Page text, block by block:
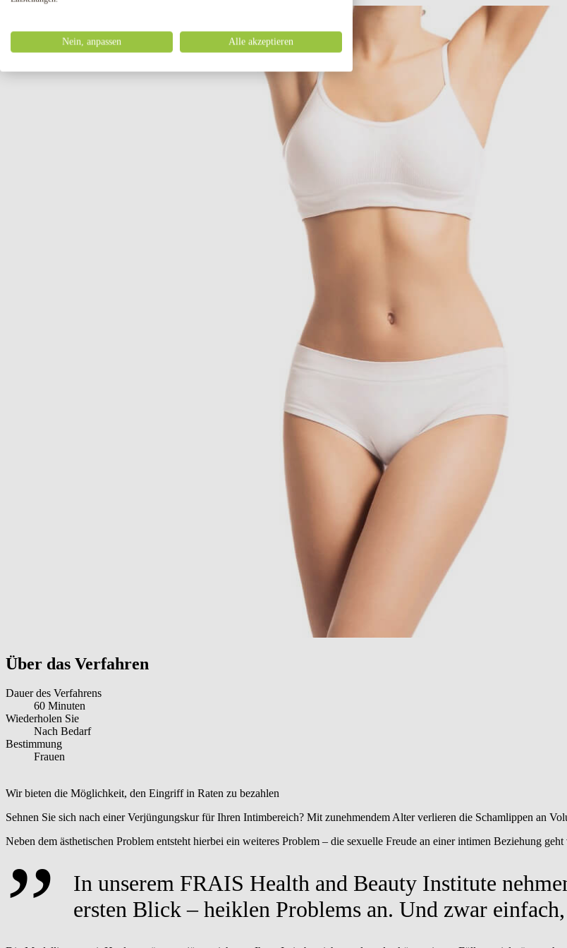
Über das Verfahren
Dauer des Verfahrens
60 Minuten
Wiederholen Sie
Nach Bedarf
Bestimmung
Frauen
Wir bieten die Möglichkeit, den Eingriff in Raten zu bezahlen
Sehnen Sie sich nach einer Verjüngungskur für Ihren Intimbereich? Mit zunehmendem Alter verlieren die Schamlippen an
Neben dem ästhetischen Problem entsteht hierbei ein weiteres Problem – die sexuelle Freude an einer intimen Beziehung geht
In unserem FRAIS Health and Beauty Institute
ersten Blick – heiklen Problems an. Und zwar
Nein, anpassen Alle akzeptieren